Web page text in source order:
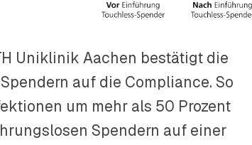
Uniklinik Aachen bestätigt die
auf die Compliance. So
um mehr als 50 Prozent
Spendern auf einer